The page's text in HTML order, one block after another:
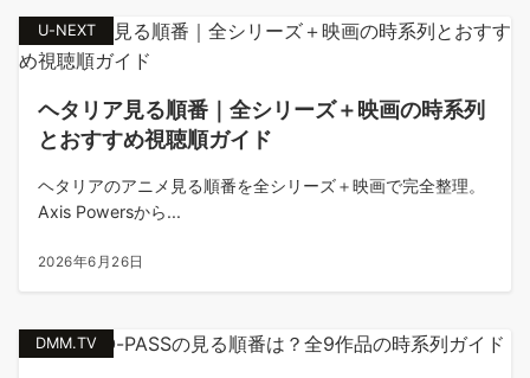
U-NEXT
ヘタリア見る順番｜全シリーズ＋映画の時系列
とおすすめ視聴順ガイド
ヘタリアのアニメ見る順番を全シリーズ＋映画で完全整理。
Axis Powersから...
2026年6月26日
DMM.TV